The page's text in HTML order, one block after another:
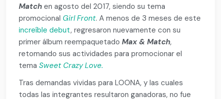
Match en agosto del 2017, siendo su tema
promocional Girl Front. A menos de 3 meses de este
increíble debut, regresaron nuevamente con su
primer álbum reempaquetadoMax & Match,
retomando sus actividades para promocionar el
temaSweet Crazy Love.
Tras demandas vividas para LOONA, y las cuales
todas las integrantes resultaron ganadoras, no fue